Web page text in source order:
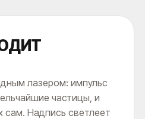
лазером: импульс
частицы, и
сам. Надпись светлеет